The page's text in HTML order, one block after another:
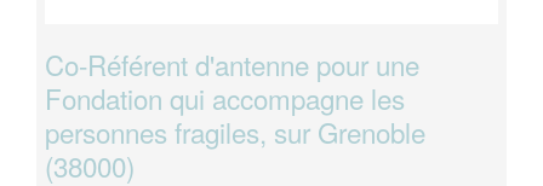
Co-Référent d'antenne pour une
Fondation qui accompagne les
personnes fragiles, sur Grenoble
(38000)